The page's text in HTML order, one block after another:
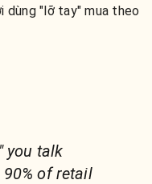
dùng "lỡ tay" mua theo
you talk
of retail